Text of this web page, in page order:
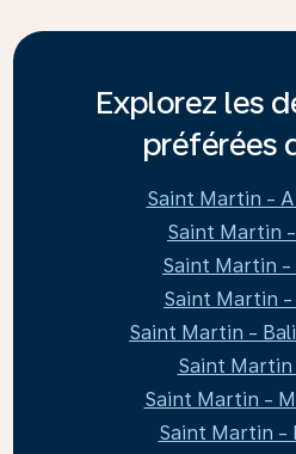
Explorez les
préférées
Saint Martin -
Saint Martin
Saint Martin -
Saint Martin -
Saint Martin -
Saint Martin
Saint Martin -
Saint Martin -